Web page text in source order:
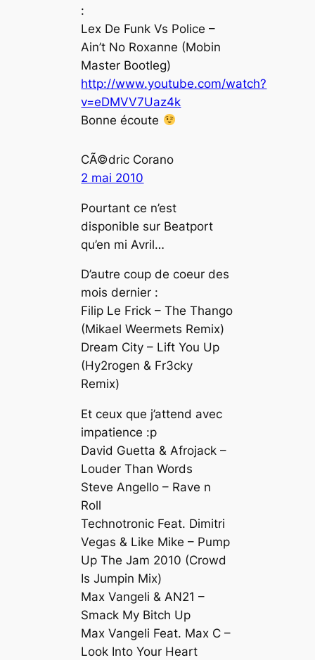
:
Lex De Funk Vs Police –
Ain’t No Roxanne (Mobin
Master Bootleg)
http://www.youtube.com/watch?
v=eDMVV7Uaz4k
Bonne écoute
CÃ©dric Corano
2 mai 2010
Pourtant ce n’est
disponible sur Beatport
qu’en mi Avril…
D’autre coup de coeur des
mois dernier :
Filip Le Frick – The Thango
(Mikael Weermets Remix)
Dream City – Lift You Up
(Hy2rogen & Fr3cky
Remix)
Et ceux que j’attend avec
impatience :p
David Guetta & Afrojack –
Louder Than Words
Steve Angello – Rave n
Roll
Technotronic Feat. Dimitri
Vegas & Like Mike – Pump
Up The Jam 2010 (Crowd
Is Jumpin Mix)
Max Vangeli & AN21 –
Smack My Bitch Up
Max Vangeli Feat. Max C –
Look Into Your Heart